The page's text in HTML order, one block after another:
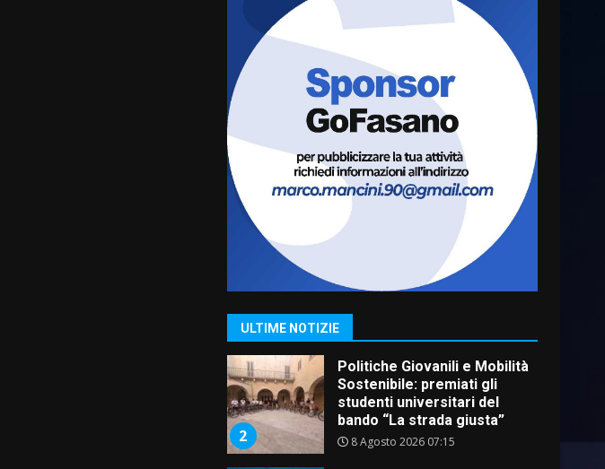
ULTIME NOTIZIE
Carta d’identità: continua il
straordinarie del Comune di
Fasano
6 Agosto 2026 14:16
7
Grazia Neglia, coordinatrice
cittadina di Fratelli d’Italia,
pronta a tornare in Consiglio
comunale
6 Agosto 2026 08:00
1
Savelletri in festa, domani
sera grande spettacolo con
2
Politiche Giovanili e Mobilità
Sostenibile: premiati gli
studenti universitari del
bando “La strada giusta”
8 Agosto 2026 07:15